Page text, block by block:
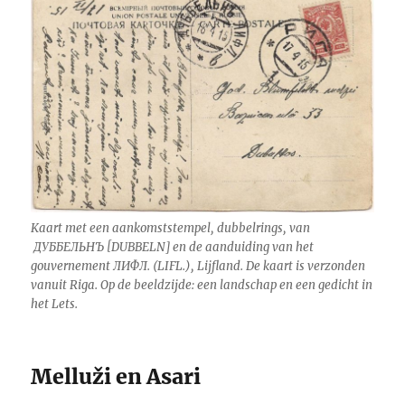
Kaart met een aankomststempel, dubbelrings, van
ДУББЕЛЬНЪ [DUBBELN] en de aanduiding van het
gouvernement ЛИФЛ. (LIFL.), Lijfland. De kaart is verzonden
vanuit Riga. Op de beeldzijde: een landschap en een gedicht in
het Lets.
Melluži en Asari